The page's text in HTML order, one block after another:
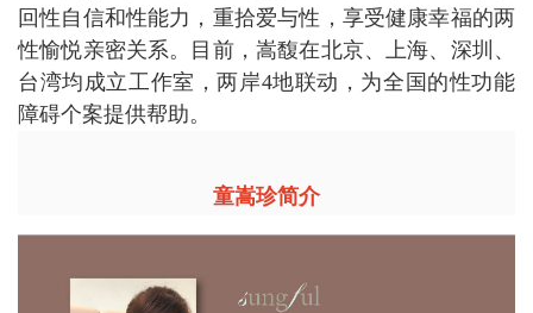
回性自信和性能力，重拾爱与性，享受健康幸福的两
性愉悦亲密关系。目前，嵩馥在北京、上海、深圳、
台湾均成立工作室，两岸4地联动，为全国的性功能
障碍个案提供帮助。
童嵩珍简介